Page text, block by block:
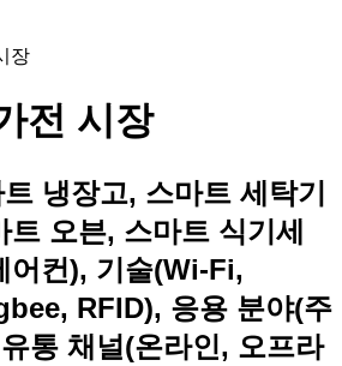
장
전 시장
냉장고, 스마트 세탁기
트 오븐, 스마트 식기세
어컨), 기술(Wi-Fi,
RFID), 응용 분야(주
통 채널(온라인, 오프라